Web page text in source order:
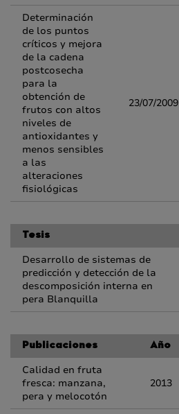
Determinación
de los puntos
críticos y mejora
de la cadena
postcosecha
para la
obtención de
frutos con altos
niveles de
antioxidantes y
menos sensibles
a las
alteraciones
fisiológicas
23/07/2009
Tesis
Desarrollo de sistemas de
predicción y detección de la
descomposición interna en
pera Blanquilla
Publicaciones Año
Calidad en fruta
fresca: manzana,
pera y melocotón
2013